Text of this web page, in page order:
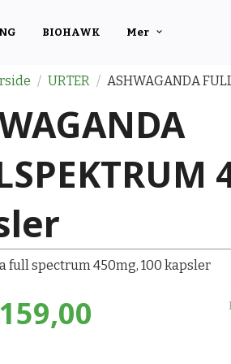
BIOHAWK Mer
URTER ASHWAGANDA
full spectrum 450mg, 100 kapsler
159,00